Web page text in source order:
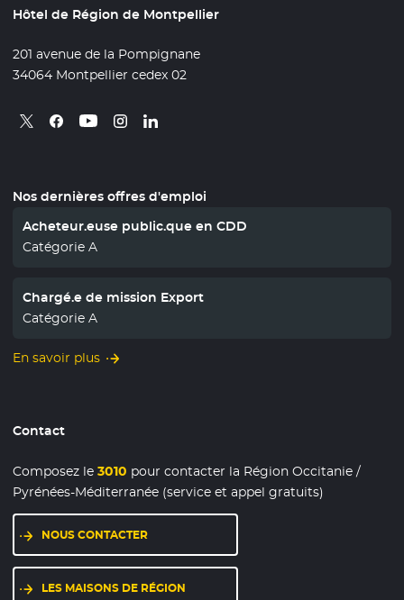
Hôtel de Région de Montpellier
201 avenue de la Pompignane
34064 Montpellier cedex 02
Retrouvez nous sur X
- Nouvelle fenêtre
Retrouvez nous sur Facebook
- Nouvelle fenêtre
Retrouvez nous sur Youtube
- Nouvelle fenêtre
Retrouvez nous sur Instagram
- Nouvelle fenêtre
Retrouvez nous sur Linkedin
- Nouvelle fenêtre
Nos dernières offres d'emploi
Acheteur.euse public.que en CDD
Catégorie A
Chargé.e de mission Export
Catégorie A
En savoir plus
Contact
Composez le3010 pour contacter la Région Occitanie /
Pyrénées-Méditerranée (service et appel gratuits)
NOUS CONTACTER
LES MAISONS DE RÉGION